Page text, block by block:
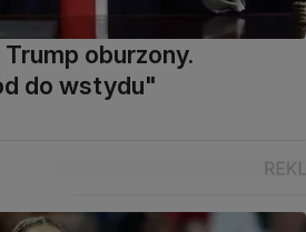
oburzony.
do wstydu"